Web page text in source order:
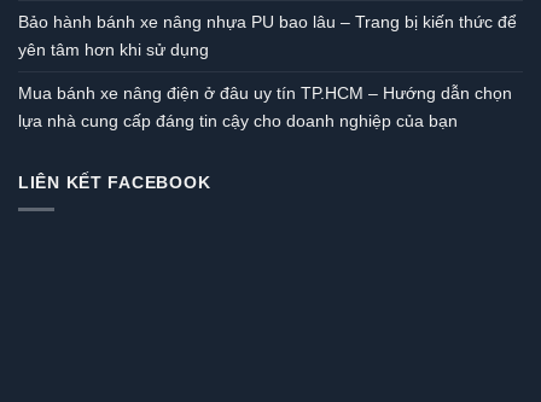
Bảo hành bánh xe nâng nhựa PU bao lâu – Trang bị kiến thức để
yên tâm hơn khi sử dụng
Mua bánh xe nâng điện ở đâu uy tín TP.HCM – Hướng dẫn chọn
lựa nhà cung cấp đáng tin cậy cho doanh nghiệp của bạn
LIÊN KẾT FACEBOOK